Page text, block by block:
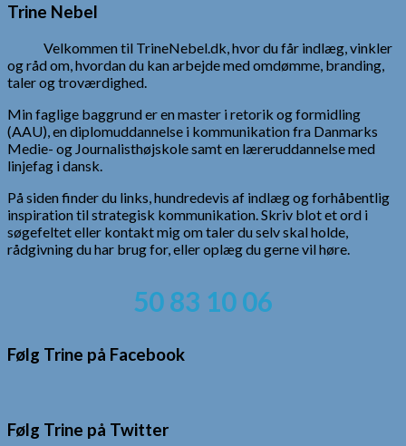
Trine Nebel
Velkommen til TrineNebel.dk, hvor du får indlæg, vinkler
og råd om, hvordan du kan arbejde med omdømme, branding,
taler og troværdighed.
Min faglige baggrund er en master i retorik og formidling
(AAU), en diplomuddannelse i kommunikation fra Danmarks
Medie- og Journalisthøjskole samt en læreruddannelse med
linjefag i dansk.
På siden finder du links, hundredevis af indlæg og forhåbentlig
inspiration til strategisk kommunikation. Skriv blot et ord i
søgefeltet eller kontakt mig om taler du selv skal holde,
rådgivning du har brug for, eller oplæg du gerne vil høre.
50 83 10 06
Følg Trine på Facebook
Følg Trine på Twitter